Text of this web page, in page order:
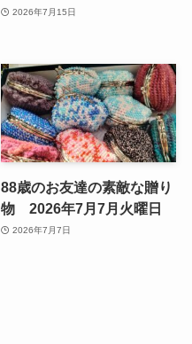
2026年7月15日
88歳のお友達の素敵な贈り
物 2026年7月7月火曜日
2026年7月7日